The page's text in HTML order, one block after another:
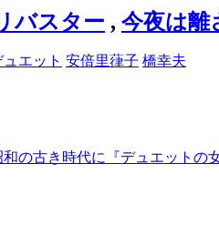
バスター , 今夜は離
ュエット 安倍里葎子 橋幸夫
の古き時代に『デュエットの